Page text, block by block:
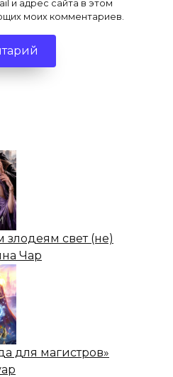
и адрес сайта в этом
моих комментариев.
злодеям свет (не)
Чар
для магистров»